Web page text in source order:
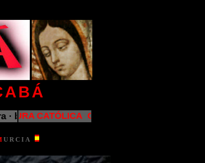
2026 d.C. 2026 d.C. 2026 d.C. 2026 d.C.
biblia · ciencia · escritura · escultura ·
CATÓLICA CULTURA CATÓLICA
U R C I A